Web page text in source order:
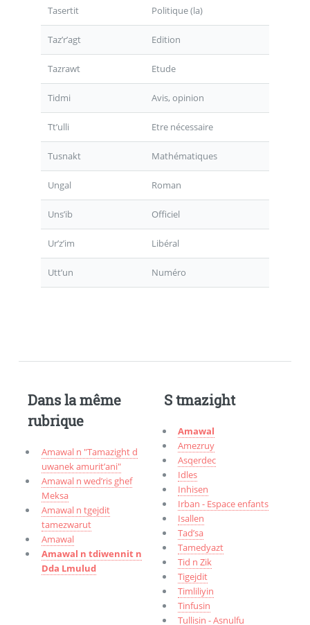
Tasertit Politique (la)
Taz’r’agt Edition
Tazrawt Etude
Tidmi Avis, opinion
Tt’ulli Etre nécessaire
Tusnakt Mathématiques
Ungal Roman
Uns’ib Officiel
Ur’z’im Libéral
Utt’un Numéro
Dans la même
rubrique
Amawal n "Tamazight d
uwanek amurit’ani"
Amawal n wed’ris ghef
Meksa
Amawal n tgejdit
tamezwarut
Amawal
Amawal n tdiwennit n
Dda Lmulud
S tmazight
Amawal
Amezruy
Asqerdec
Idles
Inhisen
Irban - Espace enfants
Isallen
Tad’sa
Tamedyazt
Tid n Zik
Tigejdit
Timliliyin
Tinfusin
Tullisin - Asnulfu